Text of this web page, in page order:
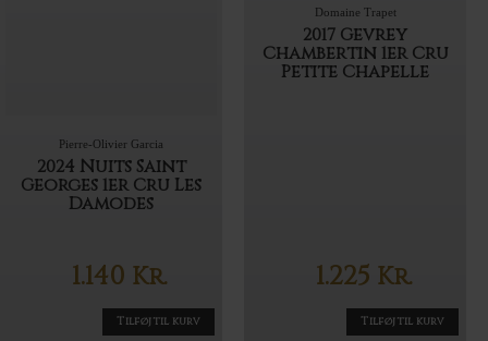
Pierre-Olivier Garcia
2024 Nuits Saint
Georges 1er Cru Les
Damodes
1.140 Kr.
Tilføj til kurv
Domaine Trapet
2017 Gevrey
Chambertin 1er Cru
Petite Chapelle
1.225 Kr.
Tilføj til kurv